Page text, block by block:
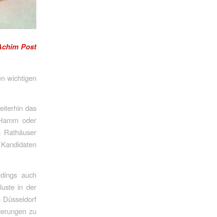
Post
wichtigen
das
oder
Rathäuser
auch
in der
Düsseldorf
zu